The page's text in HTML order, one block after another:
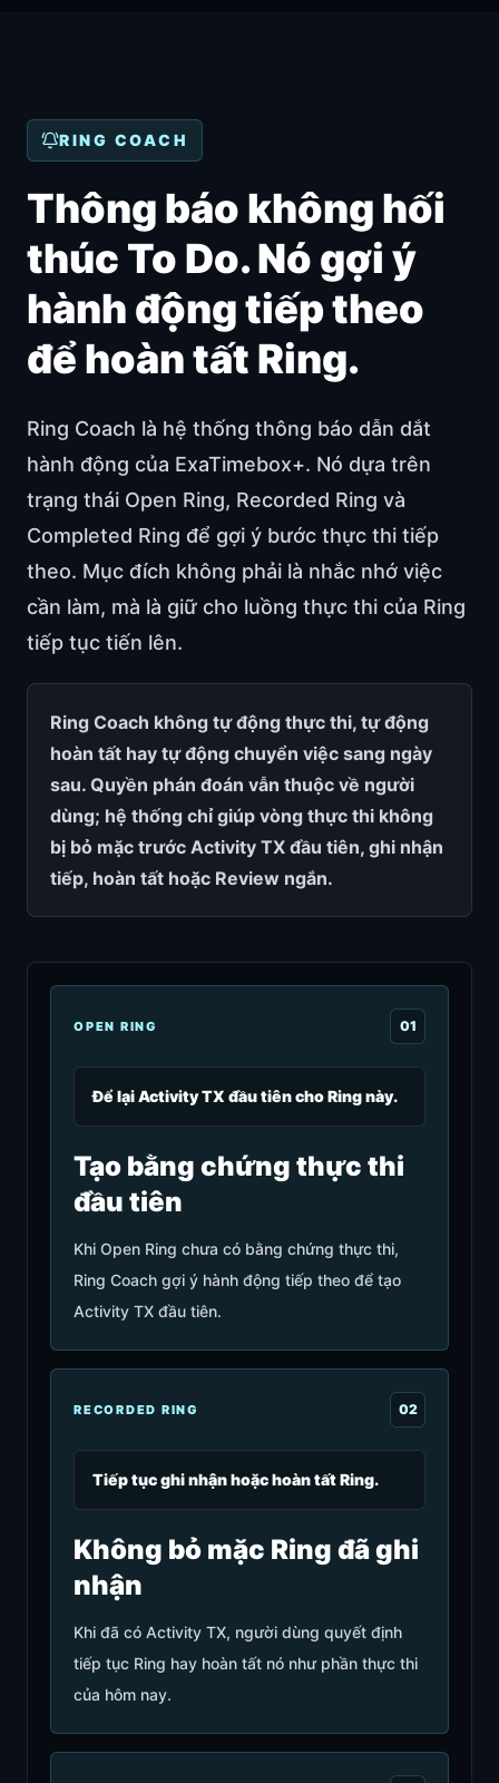
RING COACH
Thông báo không hối
thúc To Do. Nó gợi ý
hành động tiếp theo
để hoàn tất Ring.
Ring Coach là hệ thống thông báo dẫn dắt
hành động của ExaTimebox+. Nó dựa trên
trạng thái Open Ring, Recorded Ring và
Completed Ring để gợi ý bước thực thi tiếp
theo. Mục đích không phải là nhắc nhớ việc
cần làm, mà là giữ cho luồng thực thi của Ring
tiếp tục tiến lên.
Ring Coach không tự động thực thi, tự động
hoàn tất hay tự động chuyển việc sang ngày
sau. Quyền phán đoán vẫn thuộc về người
dùng; hệ thống chỉ giúp vòng thực thi không
bị bỏ mặc trước Activity TX đầu tiên, ghi nhận
tiếp, hoàn tất hoặc Review ngắn.
OPEN RING 01
Để lại Activity TX đầu tiên cho Ring này.
Tạo bằng chứng thực thi
đầu tiên
Khi Open Ring chưa có bằng chứng thực thi,
Ring Coach gợi ý hành động tiếp theo để tạo
Activity TX đầu tiên.
RECORDED RING 02
Tiếp tục ghi nhận hoặc hoàn tất Ring.
Không bỏ mặc Ring đã ghi
nhận
Khi đã có Activity TX, người dùng quyết định
tiếp tục Ring hay hoàn tất nó như phần thực thi
của hôm nay.